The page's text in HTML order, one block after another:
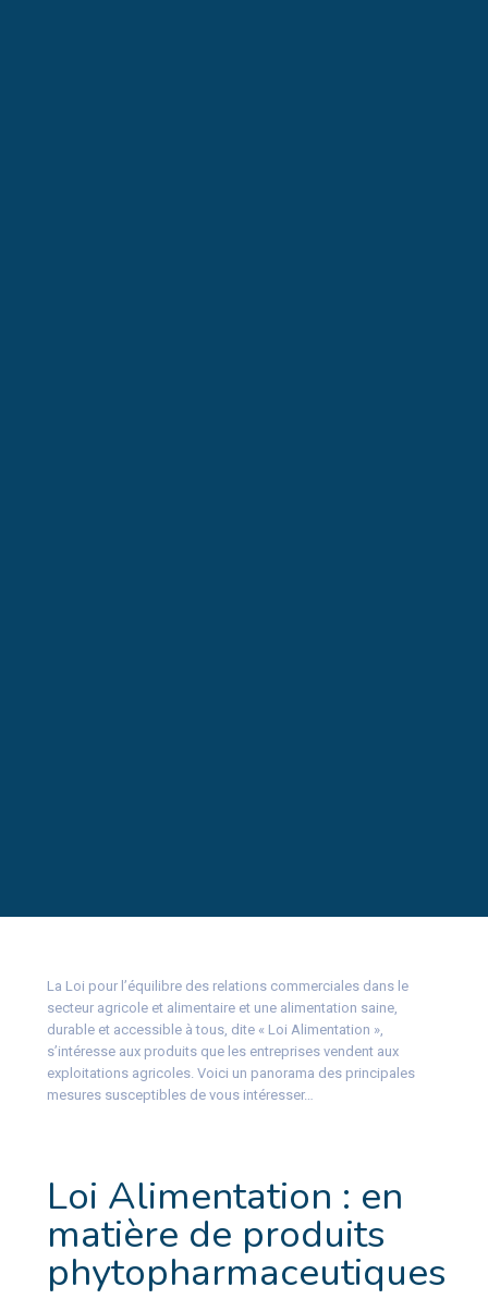
La Loi pour l’équilibre des relations commerciales dans le
secteur agricole et alimentaire et une alimentation saine,
durable et accessible à tous, dite « Loi Alimentation »,
s’intéresse aux produits que les entreprises vendent aux
exploitations agricoles. Voici un panorama des principales
mesures susceptibles de vous intéresser…
Loi Alimentation : en
matière de produits
phytopharmaceutiques